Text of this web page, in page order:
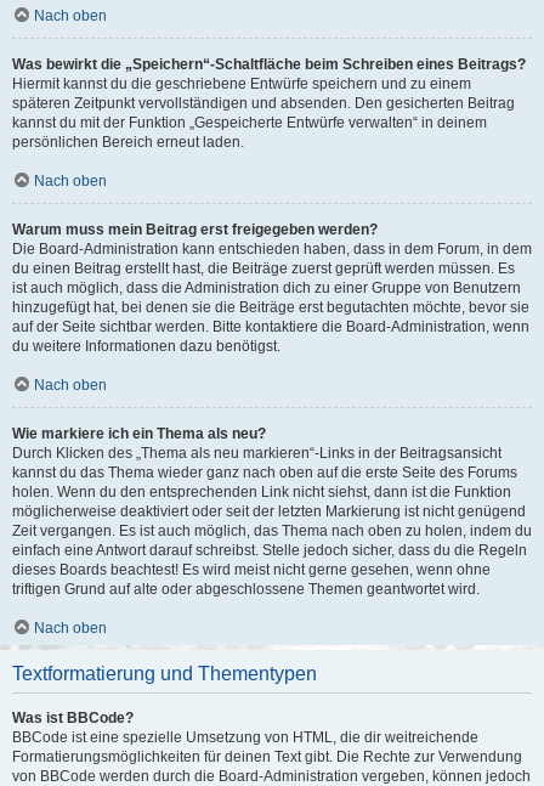
Nach oben
Was bewirkt die „Speichern“-Schaltfläche beim Schreiben eines Beitrags?
Hiermit kannst du die geschriebene Entwürfe speichern und zu einem
späteren Zeitpunkt vervollständigen und absenden. Den gesicherten Beitrag
kannst du mit der Funktion „Gespeicherte Entwürfe verwalten“ in deinem
persönlichen Bereich erneut laden.
Nach oben
Warum muss mein Beitrag erst freigegeben werden?
Die Board-Administration kann entschieden haben, dass in dem Forum, in dem
du einen Beitrag erstellt hast, die Beiträge zuerst geprüft werden müssen. Es
ist auch möglich, dass die Administration dich zu einer Gruppe von Benutzern
hinzugefügt hat, bei denen sie die Beiträge erst begutachten möchte, bevor sie
auf der Seite sichtbar werden. Bitte kontaktiere die Board-Administration, wenn
du weitere Informationen dazu benötigst.
Nach oben
Wie markiere ich ein Thema als neu?
Durch Klicken des „Thema als neu markieren“-Links in der Beitragsansicht
kannst du das Thema wieder ganz nach oben auf die erste Seite des Forums
holen. Wenn du den entsprechenden Link nicht siehst, dann ist die Funktion
möglicherweise deaktiviert oder seit der letzten Markierung ist nicht genügend
Zeit vergangen. Es ist auch möglich, das Thema nach oben zu holen, indem du
einfach eine Antwort darauf schreibst. Stelle jedoch sicher, dass du die Regeln
dieses Boards beachtest! Es wird meist nicht gerne gesehen, wenn ohne
triftigen Grund auf alte oder abgeschlossene Themen geantwortet wird.
Nach oben
Textformatierung und Thementypen
Was ist BBCode?
BBCode ist eine spezielle Umsetzung von HTML, die dir weitreichende
Formatierungsmöglichkeiten für deinen Text gibt. Die Rechte zur Verwendung
von BBCode werden durch die Board-Administration vergeben, können jedoch